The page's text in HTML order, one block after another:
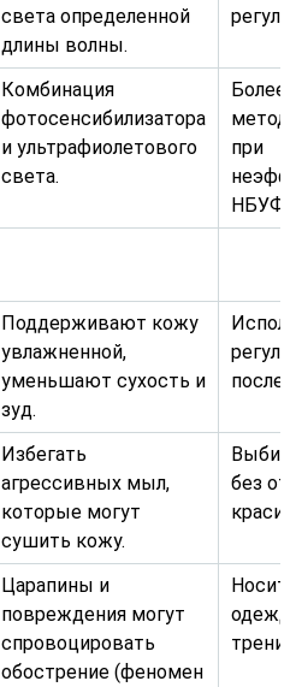
света определенной
длины волны.
Комбинация
фотосенсибилизатора
и ультрафиолетового
света.
Более
при
Поддерживают кожу
увлажненной,
уменьшают сухость и
зуд.
после
Избегать
агрессивных мыл,
которые могут
сушить кожу.
без
Царапины и
повреждения могут
спровоцировать
обострение (феномен